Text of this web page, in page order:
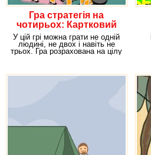
Гра стратегія на
чотирьох: Картковий
марш
У цій грі можна грати не одній
людині, не двох і навіть не
трьох. Гра розрахована на цілу